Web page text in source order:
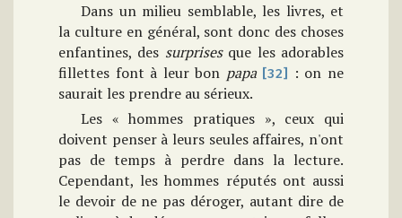
Dans un milieu semblable, les livres, et
la culture en général, sont donc des choses
enfantines, des surprises que les adorables
fillettes font à leur bon papa [32]
: on ne
saurait les prendre au sérieux.
Les « hommes pratiques », ceux qui
doivent penser à leurs seules affaires, n'ont
pas de temps à perdre dans la lecture.
Cependant, les hommes réputés ont aussi
le devoir de ne pas déroger, autant dire de